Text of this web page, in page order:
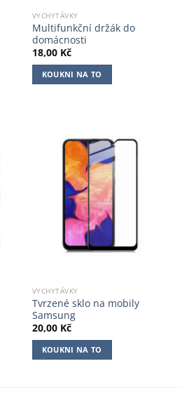
VYCHYTÁVKY
Multifunkční držák do
domácnosti
18,00 Kč
KOUKNI NA TO
VYCHYTÁVKY
Tvrzené sklo na mobily
Samsung
20,00 Kč
KOUKNI NA TO